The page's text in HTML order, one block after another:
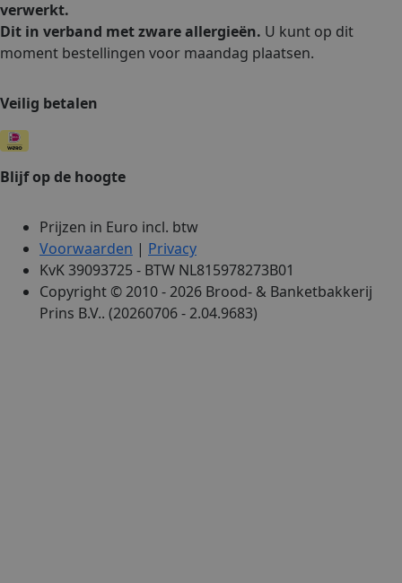
verwerkt.
Dit in verband met zware allergieën. U kunt op dit
moment bestellingen voor maandag plaatsen.
Veilig betalen
Blijf op de hoogte
Prijzen in Euro incl. btw
Voorwaarden | Privacy
KvK 39093725 - BTW NL815978273B01
Copyright © 2010 - 2026 Brood- & Banketbakkerij
Prins B.V.. (20260706 - 2.04.9683)